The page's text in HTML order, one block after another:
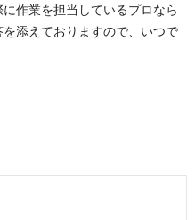
作業を担当しているプロなら
添えておりますので、いつで